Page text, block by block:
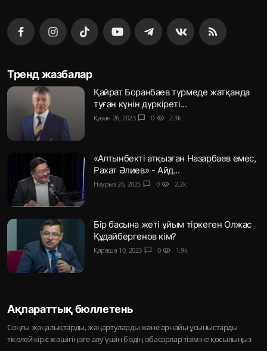
Тренд жазбалар
Қайрат Боранбаев түрмеде жатқанда
туған күнін дүркіреті...
Қазан 26, 2023 chat_bubble 0 visibility 2.3k
«Алтынбекті атқызған Назарбаев емес,
Рахат Әлиев» - Айд...
Наурыз 26, 2025 chat_bubble 0 visibility 2.2k
Бір басына жеті ұйым тіркеген Олжас
Құдайбергенов кім?
Қараша 10, 2023 chat_bubble 0 visibility 1.9k
Ақпараттық бюллетень
Соңғы жаңалықтарды, жаңартуларды және арнайы ұсыныстарды
тікелей кіріс жәшігіңізге алу үшін біздің ізбасарлар тізіміне қосылыңыз